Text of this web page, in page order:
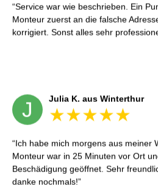
Service war wie beschrieben. Ein
Monteur zuerst an die falsche
korrigiert. Sonst alles sehr
J Julia K. aus Winterthur
Ich habe mich morgens aus meiner
Monteur war in 25 Minuten vor Ort
Beschädigung geöffnet. Sehr
danke nochmals!